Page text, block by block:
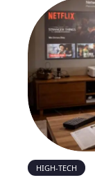
HIGH-TECH